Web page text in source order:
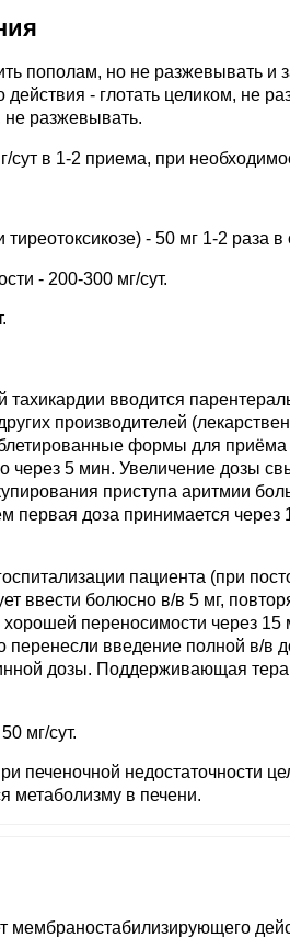
пополам, но не разжевывать и
- глотать целиком, не
не разжевывать.
в 1-2 приема, при
- 50 мг 1-2 раза в
- 200-300 мг/сут.
вводится
производителей
формы для приёма
через 5 мин. Увеличение дозы
приступа аритмии
первая доза принимается через
пациента (при
ввести болюсно в/в 5 мг,
переносимости через 15
перенесли введение полной в/в
дозы. Поддерживающая
мг/сут.
печеночной недостаточности
метаболизму в печени.
мембраностабилизирующего